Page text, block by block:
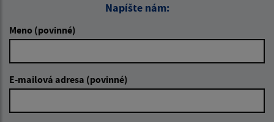
Napíšte nám:
Meno (povinné)
E-mailová adresa (povinné)